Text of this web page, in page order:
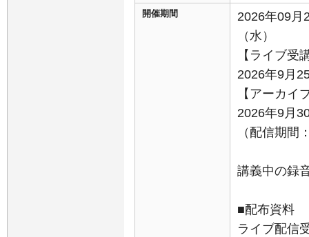
開催期間
2026年09月
（水）
【ライブ受
2026年9月
【アーカイ
2026年9月
（配信期間
講義中の録
■配布資料
ライブ配信